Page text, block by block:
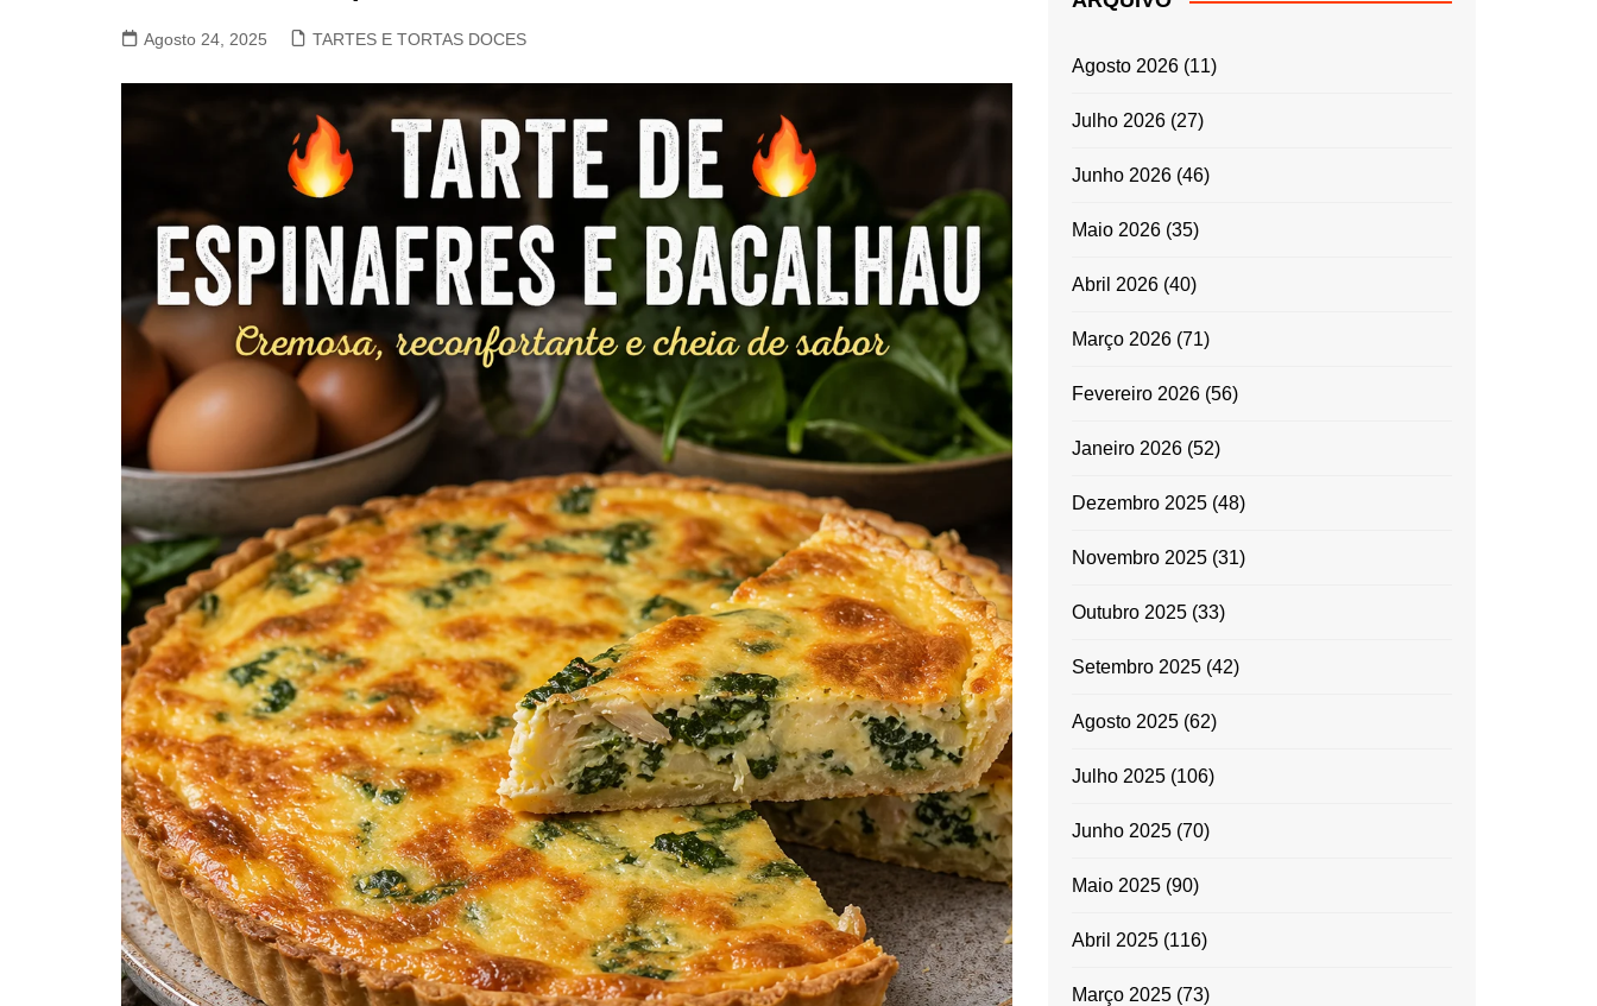
VACA, VITELA, NOVILHO
ENTRADAS E
GRATINADOS
MASSAS
TEMPEROS
MICRO-ONDAS
PORTUGUESA
Agosto 24, 2025 TARTES E TORTAS DOCES
Agosto 2026 (11)
Julho 2026 (27)
Junho 2026 (46)
Maio 2026 (35)
Abril 2026 (40)
Março 2026 (71)
Fevereiro 2026 (56)
Janeiro 2026 (52)
Dezembro 2025 (48)
Novembro 2025 (31)
Outubro 2025 (33)
Setembro 2025 (42)
Agosto 2025 (62)
Julho 2025 (106)
Junho 2025 (70)
Maio 2025 (90)
Abril 2025 (116)
Março 2025 (73)